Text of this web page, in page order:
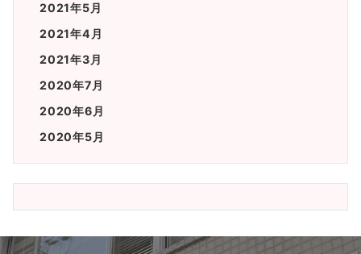
2021年5月
2021年4月
2021年3月
2020年7月
2020年6月
2020年5月